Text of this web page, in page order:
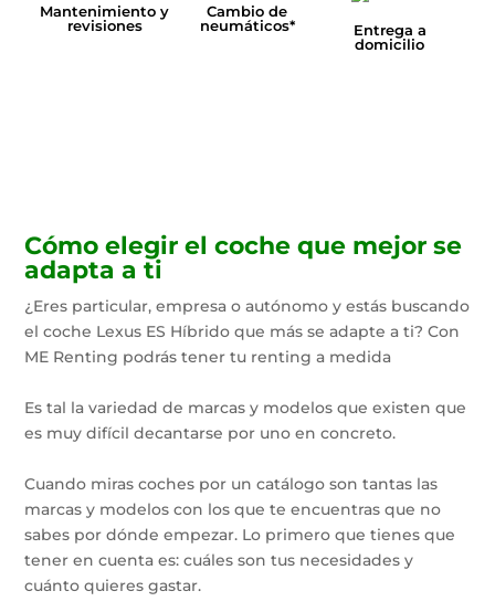
Mantenimiento y
revisiones
Cambio de
neumáticos*
Entrega a
domicilio
Cómo elegir el coche que mejor se
adapta a ti
¿Eres particular, empresa o autónomo y estás buscando
el coche Lexus ES Híbrido que más se adapte a ti? Con
ME Renting podrás tener tu renting a medida
Es tal la variedad de marcas y modelos que existen que
es muy difícil decantarse por uno en concreto.
Cuando miras coches por un catálogo son tantas las
marcas y modelos con los que te encuentras que no
sabes por dónde empezar. Lo primero que tienes que
tener en cuenta es: cuáles son tus necesidades y
cuánto quieres gastar.